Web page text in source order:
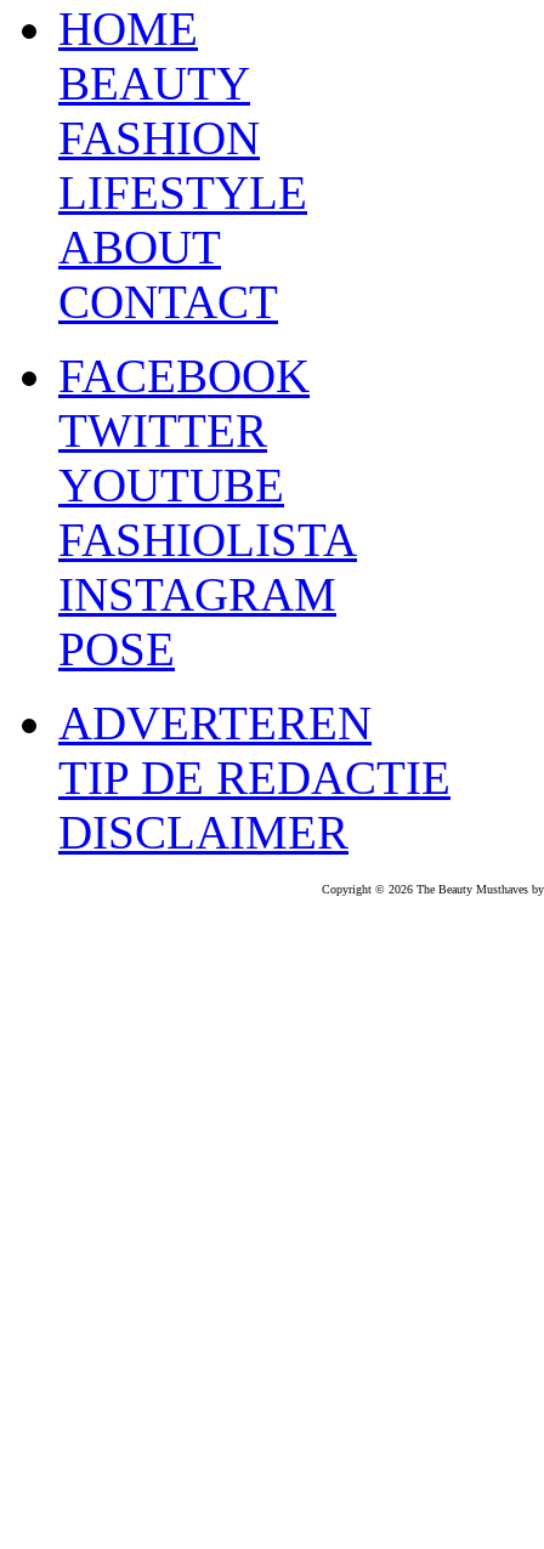
HOME
BEAUTY
FASHION
LIFESTYLE
ABOUT
CONTACT
FACEBOOK
TWITTER
YOUTUBE
FASHIOLISTA
INSTAGRAM
POSE
ADVERTEREN
TIP DE REDACTIE
DISCLAIMER
Copyright © 2026 The Beauty Musthaves